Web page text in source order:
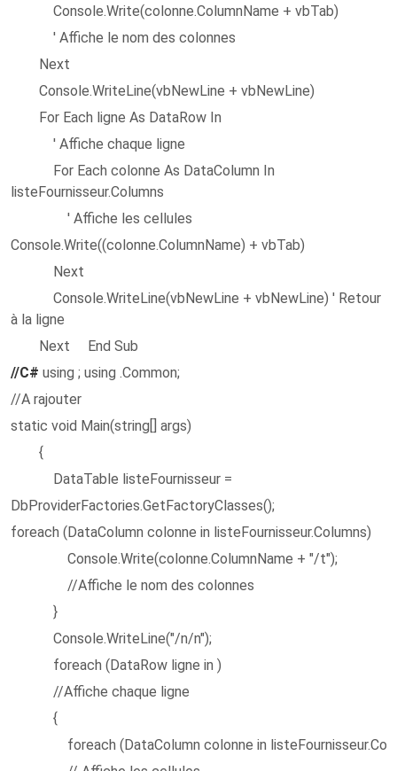
Console.Write(colonne.ColumnName + vbTab)
' Affiche le nom des colonnes
Next
Console.WriteLine(vbNewLine + vbNewLine)
For Each ligne As DataRow In
' Affiche chaque ligne
For Each colonne As DataColumn In
listeFournisseur.Columns
' Affiche les cellules
Console.Write((colonne.ColumnName) + vbTab)
Next
Console.WriteLine(vbNewLine + vbNewLine) ' Retour
à la ligne
Next End Sub
//C# using ; using .Common;
//A rajouter
static void Main(string[] args)
{
DataTable listeFournisseur =
DbProviderFactories.GetFactoryClasses();
foreach (DataColumn colonne in
Console.Write(colonne.ColumnName + "/t");
//Affiche le nom des colonnes
}
Console.WriteLine("/n/n");
foreach (DataRow ligne in )
//Affiche chaque ligne
{
foreach (DataColumn colonne in